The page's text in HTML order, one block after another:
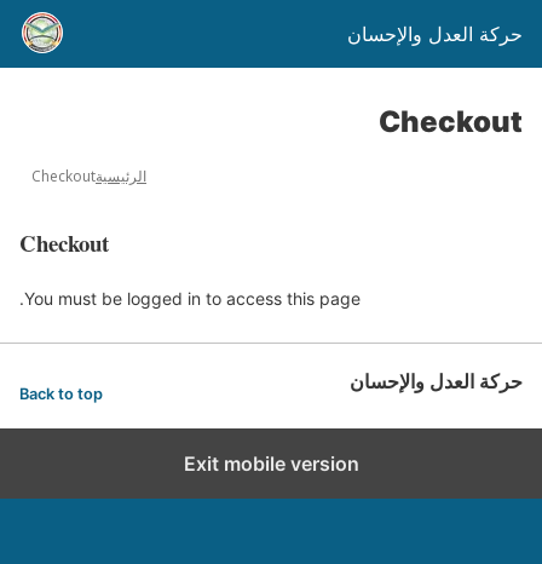
حركة العدل والإحسان
Checkout
الرئيسيةCheckout
Checkout
You must be logged in to access this page.
حركة العدل والإحسان Back to top
Exit mobile version